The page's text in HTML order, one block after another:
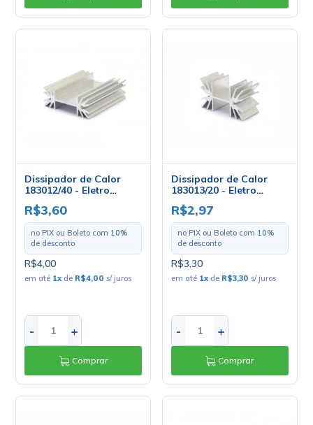
Dissipador de Calor
183012/40 - Eletro
Service
R$3,60
no PIX ou Boleto com 10%
de desconto
R$4,00
em até 1x de R$4,00 s/ juros
- +
Comprar
Dissipador de Calor
183013/20 - Eletro
Service
R$2,97
no PIX ou Boleto com 10%
de desconto
R$3,30
em até 1x de R$3,30 s/ juros
- +
Comprar